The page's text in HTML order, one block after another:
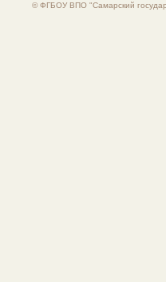
© ФГБОУ ВПО "Самарский